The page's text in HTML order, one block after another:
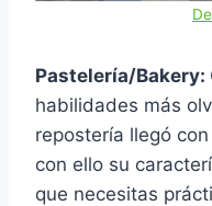
Pastelería/Bakery:
habilidades más
repostería llegó
con ello su
que necesitas